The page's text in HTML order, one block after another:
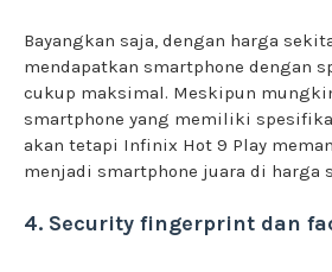
Bayangkan saja, dengan harga
mendapatkan smartphone dengan
cukup maksimal. Meskipun
smartphone yang memiliki
akan tetapi Infinix Hot 9 Play
menjadi smartphone juara di harga
4. Security fingerprint dan